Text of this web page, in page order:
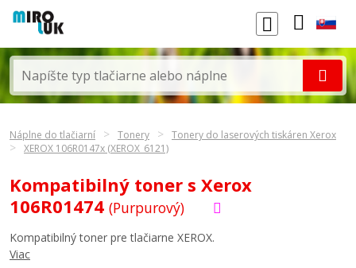
Náplne do tlačiarní Tonery
Tonery do laserových tiskáren Xerox
XEROX 106R0147x (XEROX_6121)
Kompatibilný toner s Xerox
106R01474 (Purpurový)
Kompatibilný toner pre tlačiarne XEROX.
Viac